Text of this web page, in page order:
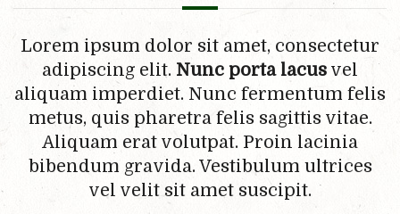
Lorem ipsum dolor sit amet, consectetur
adipiscing elit. Nunc porta lacus vel
aliquam imperdiet. Nunc fermentum felis
metus, quis pharetra felis sagittis vitae.
Aliquam erat volutpat. Proin lacinia
bibendum gravida. Vestibulum ultrices
vel velit sit amet suscipit.